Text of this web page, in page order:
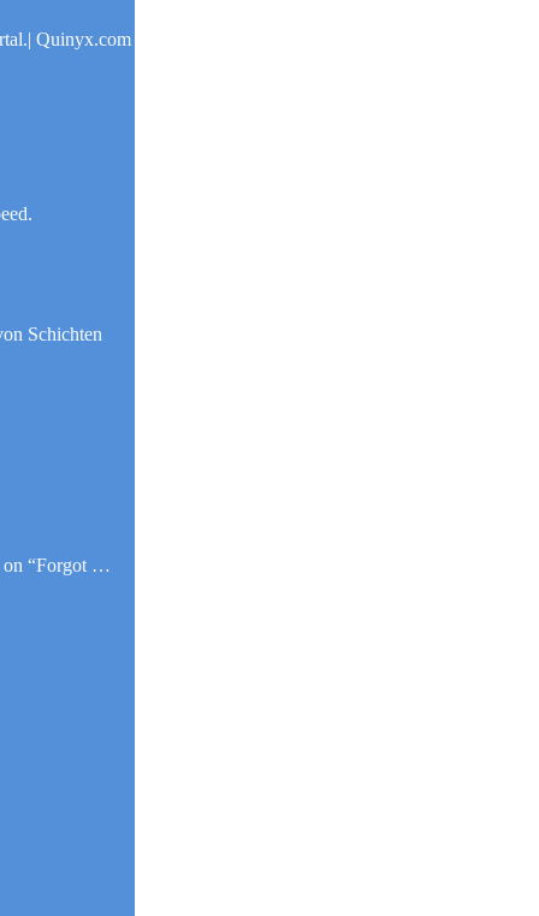
Quinyx.com
Schichten
on “Forgot …